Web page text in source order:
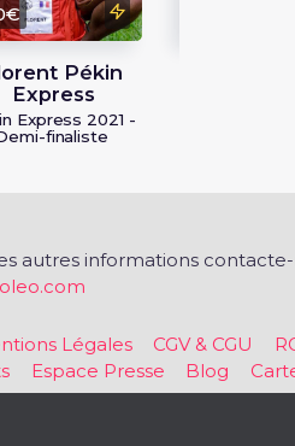
Pékin
Express
Express 2021 -
finaliste
autres informations contacte-
Légales CGV & CGU
Espace Presse Blog